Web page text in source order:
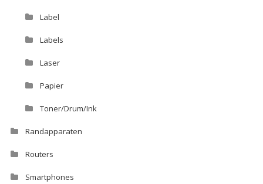
Label
Labels
Laser
Papier
Toner/Drum/Ink
Randapparaten
Routers
Smartphones